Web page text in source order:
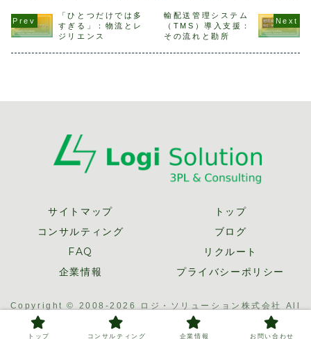
る為のルールや手
順を確立して、そ
れを実際に運用し
て、その結果を測
ラリーマンが行き
来しますが、その
上では大量のJR貨
物のコンテナが発
ス全体に影響を与
えることもありま
す。ご承知の通
り、トラック輸送
動化が加速
ます。例え
倉庫やピッ
ロボット、
「ひとつだけでは多
すぎる」：物流とレ
ジリエンス
輸配送管理システム
（TMS）導入支援：
その流れと勘所
サイトマップ
トップ
コンサルティング
ブログ
FAQ
リクルート
企業情報
プライバシーポリシー
Copyright © 2008-2026 ロジ・ソリューション株式会社 All
Rights Reserved.
トップ コンサルティング 企業情報 お問い合わせ